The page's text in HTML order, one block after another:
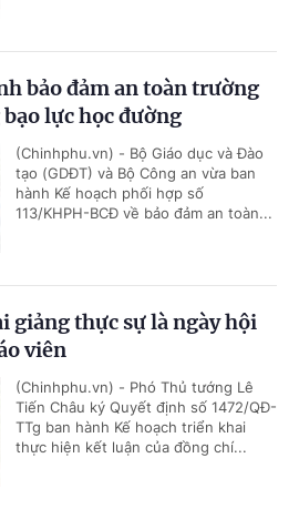
bảo đảm an toàn trường
lực học đường
(Chinhphu.vn) - Bộ Giáo dục và Đào
tạo (GDĐT) và Bộ Công an vừa ban
hành Kế hoạch phối hợp số
113/KHPH-BCĐ về bảo đảm an toàn...
giảng thực sự là ngày hội
viên
(Chinhphu.vn) - Phó Thủ tướng Lê
Tiến Châu ký Quyết định số 1472/QĐ-
TTg ban hành Kế hoạch triển khai
thực hiện kết luận của đồng chí...